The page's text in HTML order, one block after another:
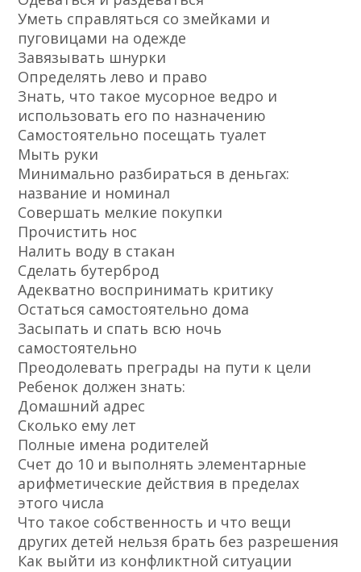
Уметь справляться со змейками и
пуговицами на одежде
Завязывать шнурки
Определять лево и право
Знать, что такое мусорное ведро и
использовать его по назначению
Самостоятельно посещать туалет
Мыть руки
Минимально разбираться в деньгах:
название и номинал
Совершать мелкие покупки
Прочистить нос
Налить воду в стакан
Сделать бутерброд
Адекватно воспринимать критику
Остаться самостоятельно дома
Засыпать и спать всю ночь
самостоятельно
Преодолевать преграды на пути к цели
Ребенок должен знать:
Домашний адрес
Сколько ему лет
Полные имена родителей
Счет до 10 и выполнять элементарные
арифметические действия в пределах
этого числа
Что такое собственность и что вещи
других детей нельзя брать без разрешения
Как выйти из конфликтной ситуации